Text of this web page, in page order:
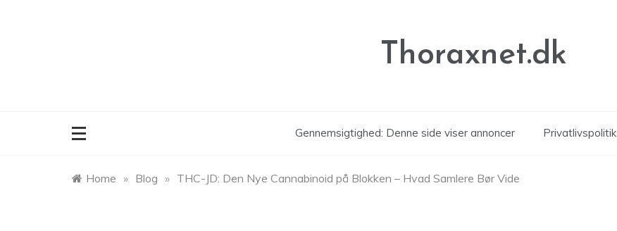
Thoraxnet.dk
Gennemsigtighed: Denne side viser annoncer Privatlivspolitik
Home » Blog » THC-JD: Den Nye Cannabinoid på Blokken – Hvad Samlere Bør Vide